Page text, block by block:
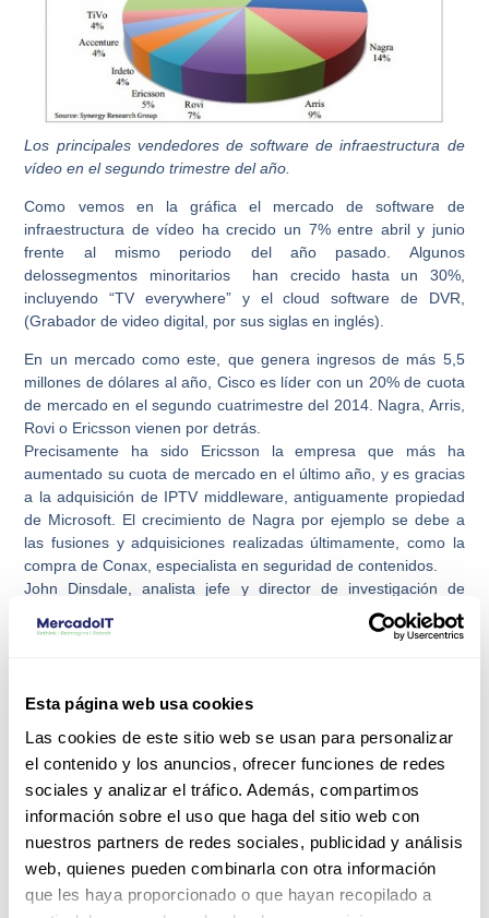
Esta página web usa cookies
Las cookies de este sitio web se usan para personalizar
el contenido y los anuncios, ofrecer funciones de redes
sociales y analizar el tráfico. Además, compartimos
información sobre el uso que haga del sitio web con
nuestros partners de redes sociales, publicidad y análisis
web, quienes pueden combinarla con otra información
que les haya proporcionado o que hayan recopilado a
Los principales vendedores de software de infraestructura de
vídeo en el segundo trimestre del año.
Como vemos en la gráfica el mercado de software de
infraestructura de vídeo ha crecido un 7% entre abril y junio
frente al mismo periodo del año pasado. Algunos
delossegmentos minoritarios han crecido hasta un 30%,
incluyendo “TV everywhere” y el cloud software de DVR,
(Grabador de video digital, por sus siglas en inglés).
En un mercado como este, que genera ingresos de más 5,5
millones de dólares al año, Cisco es líder con un 20% de cuota
de mercado en el segundo cuatrimestre del 2014. Nagra, Arris,
Rovi o Ericsson vienen por detrás.
Precisamente ha sido Ericsson la empresa que más ha
aumentado su cuota de mercado en el último año, y es gracias
a la adquisición de IPTV middleware, antiguamente propiedad
de Microsoft. El crecimiento de Nagra por ejemplo se debe a
las fusiones y adquisiciones realizadas últimamente, como la
compra de Conax, especialista en seguridad de contenidos.
John Dinsdale, analista jefe y director de investigación de
constante. Excluyendo la categoría de seguridad de
contenidos, el porcentaje de crecimiento anual será de dos
dígitos”.